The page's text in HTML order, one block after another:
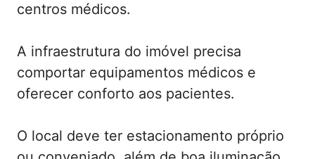
centros médicos.
A infraestrutura do imóvel precisa
comportar equipamentos médicos e
oferecer conforto aos pacientes.
O local deve ter estacionamento próprio